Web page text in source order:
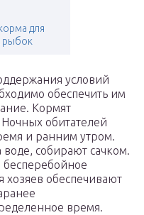
для
рыбок
условий
обеспечить им
Кормят
обитателей
и ранним утром.
собирают сачком.
хозяев обеспечивают
время.